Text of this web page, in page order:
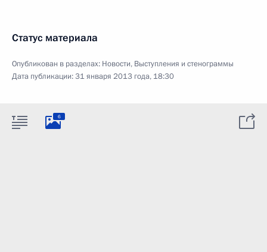
Статус материала
Опубликован в разделах: Новости, Выступления и стенограммы
Дата публикации:31 января 2013 года, 18:30
6